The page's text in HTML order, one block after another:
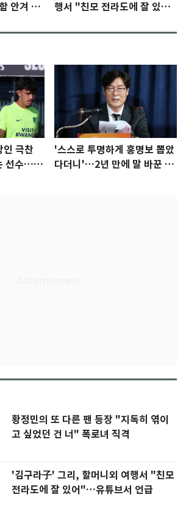
안겨 미
행서 "친모 전라도에 잘 있
인 극찬
선수…좋
'스스로 투명하게 홍명보 뽑았
다더니'…2년 만에 말 바꾼 이
황정민의 또 다른 팬 등장 "지독히 엮이
고 싶었던 건 너" 폭로녀 직격
'김구라子' 그리, 할머니외 여행서 "친모
전라도에 잘 있어"…유튜브서 언급